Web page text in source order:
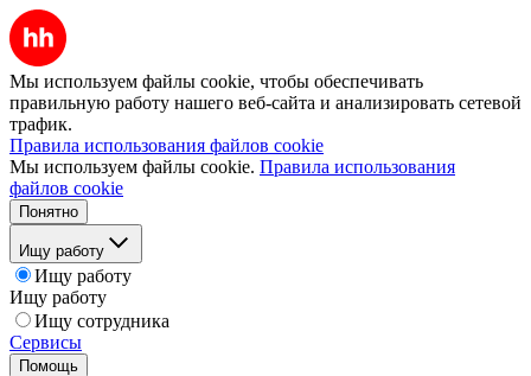
Мы используем файлы cookie, чтобы обеспечивать
правильную работу нашего веб-сайта и анализировать сетевой
трафик.
Правила использования файлов cookie
Мы используем файлы cookie. Правила использования
файлов cookie
Понятно
Ищу работу
Ищу работу
Ищу работу
Ищу сотрудника
Сервисы
Помощь